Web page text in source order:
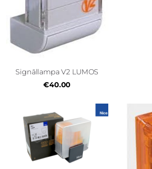
Signāllampa V2 LUMOS
€40.00